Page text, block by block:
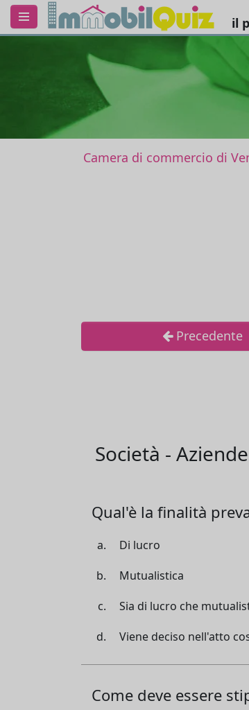
il
Camera di commercio di
Precedente
Società - Aziende
Qual'è la finalità
Di lucro
Mutualistica
Sia di lucro che
Viene deciso nell'atto
Come deve essere